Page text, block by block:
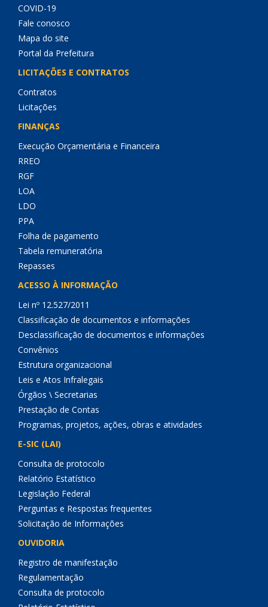
COVID-19
Fale conosco
Mapa do site
Portal da Prefeitura
LICITAÇÕES E CONTRATOS
Contratos
Licitações
FINANÇAS
Execução Orçamentária e Financeira
RREO
RGF
LOA
LDO
PPA
Folha de pagamento
Tabela remuneratória
Repasses
ACESSO À INFORMAÇÃO
Lei nº 12.527/2011
Classificação de documentos e informações
Desclassificação de documentos e informações
Convênios
Estrutura organizacional
Leis e Atos Infralegais
Órgãos \ Secretarias
Prestação de Contas
Programas, projetos, ações, obras e atividades
E-SIC (LAI)
Consulta de protocolo
Relatório Estatístico
Legislação Federal
Perguntas e Respostas frequentes
Solicitação de Informações
OUVIDORIA
Registro de manifestação
Regulamentação
Consulta de protocolo